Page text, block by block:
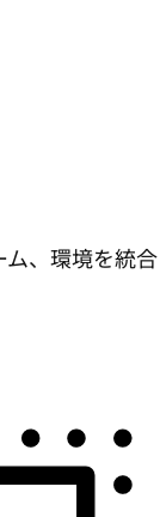
ム、環境を統合